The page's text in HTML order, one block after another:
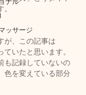
ッサージ
が、この記事は
ていたと思います。
も記録していないの
色を変えている部分